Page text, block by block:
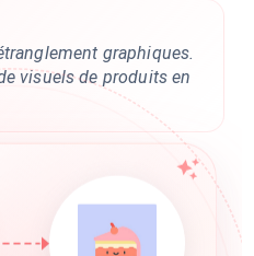
graphiques.
visuels de produits en